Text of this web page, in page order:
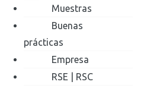
Muestras
Buenas
prácticas
Empresa
RSE | RSC